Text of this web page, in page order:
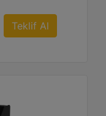
Teklif Al